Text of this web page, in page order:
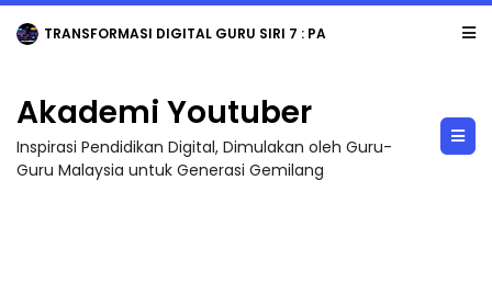
TRANSFORMASI DIGITAL GURU SIRI 7 : PAHLAWAN DIGITAL PENYELAMAT DUNIA
Akademi Youtuber
Inspirasi Pendidikan Digital, Dimulakan oleh Guru-
Guru Malaysia untuk Generasi Gemilang